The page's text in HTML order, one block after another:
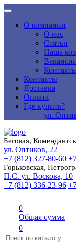
О компании
О нас
Статьи
Наша
Контакты
Доставка
Оплата
Где купить?
ул.
Беговая,
ул. Оптиков, 22
+7 (812) 327-80-60
Горьковская,
П.С. ул. Воскова, 10
+7 (812) 336-23-96
0
Общая сумма
0